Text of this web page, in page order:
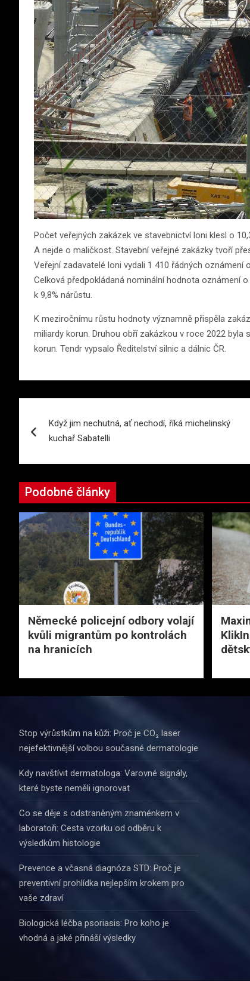
Počet veřejných zakázek ve stavebnictví loni klesl o
A nejde o maličkost. Stavební veřejné zakázky tvoří
Veřejní zadavatelé loni vydali 1 410 řádných
Celková předpokládaná nominální hodnota oznámení
k 9,8% nárůstu.
K meziročnímu růstu hodnoty významně přispěla
miliardy korun. Druhou obří zakázkou v roce 2022
korun. Tendr vypsalo Ředitelství silnic a dálnic ČR.
pro
příspěvek
Když jim nechutná, ať nechodí, říká michelinský
kuchař Sabatelli
Podobné články
Německé policejní odbory volají
kvůli migrantům po kontrolách
na hranicích
Stop výrůstkům na kůži: Proč je CO₂ laser
nejefektivnější volbou současné dermatologie
Kdy navštívit dermatologa: Varovné signály,
které byste neměli ignorovat
Co se děje s odstraněným znaménkem v
laboratoři: Cesta vzorku od odběru k
výsledkům histologie
Prevence a včasná diagnóza STD: Proč je
preventivní prohlídka nejlepším krokem pro
vaše zdraví
Biologická léčba psoriasis: Pro koho je
vhodná a jaké přináší výsledky